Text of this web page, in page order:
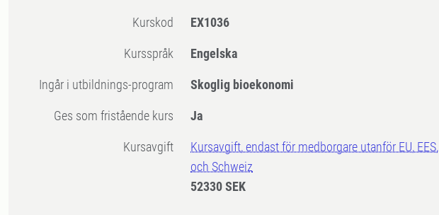
Kurskod EX1036
Kursspråk Engelska
Ingår i utbildnings-program Skoglig bioekonomi
Ges som fristående kurs Ja
Kursavgift
Kursavgift, endast för medborgare utanför EU, EES,
och Schweiz
52330 SEK